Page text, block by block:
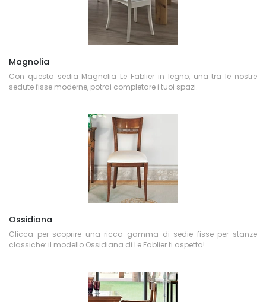
Magnolia
Con questa sedia Magnolia Le Fablier in legno, una tra le nostre
sedute fisse moderne, potrai completare i tuoi spazi.
Ossidiana
Clicca per scoprire una ricca gamma di sedie fisse per stanze
classiche: il modello Ossidiana di Le Fablier ti aspetta!